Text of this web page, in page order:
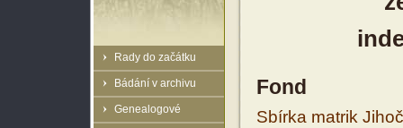
Rady do začátku
Bádání v archivu
Genealogové
Fond
Sbírka matrik